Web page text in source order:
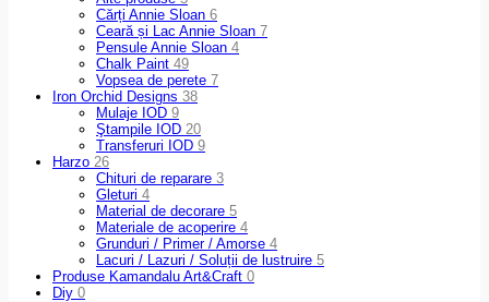
Cărți Annie Sloan 6
Ceară și Lac Annie Sloan 7
Pensule Annie Sloan 4
Chalk Paint 49
Vopsea de perete 7
Iron Orchid Designs 38
Mulaje IOD 9
Ştampile IOD 20
Transferuri IOD 9
Harzo 26
Chituri de reparare 3
Gleturi 4
Material de decorare 5
Materiale de acoperire 4
Grunduri / Primer / Amorse 4
Lacuri / Lazuri / Soluții de lustruire 5
Produse Kamandalu Art&Craft 0
Diy 0